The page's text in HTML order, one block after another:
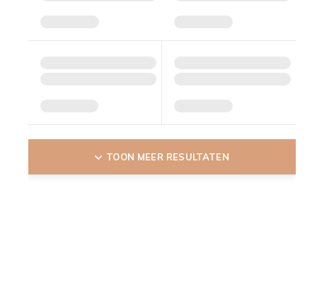
TOON MEER RESULTATEN